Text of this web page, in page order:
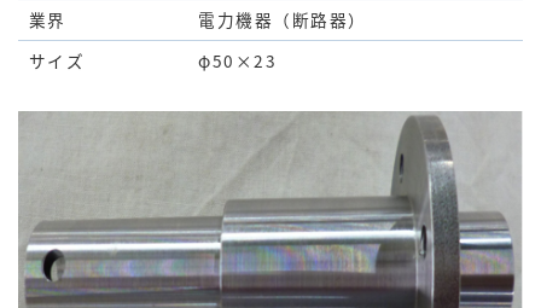
業界
電力機器（断路器）
サイズ
φ50×23